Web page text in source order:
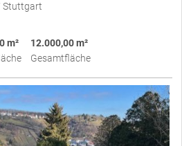
Stuttgart
m²
12.000,00 m²
Gesamtfläche